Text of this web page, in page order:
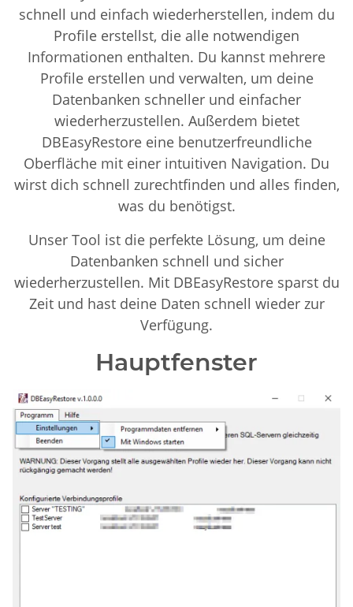
schnell und einfach wiederherstellen, indem du
Profile erstellst, die alle notwendigen
Informationen enthalten. Du kannst mehrere
Profile erstellen und verwalten, um deine
Datenbanken schneller und einfacher
wiederherzustellen. Außerdem bietet
DBEasyRestore eine benutzerfreundliche
Oberfläche mit einer intuitiven Navigation. Du
wirst dich schnell zurechtfinden und alles finden,
was du benötigst.
Unser Tool ist die perfekte Lösung, um deine
Datenbanken schnell und sicher
wiederherzustellen. Mit DBEasyRestore sparst du
Zeit und hast deine Daten schnell wieder zur
Verfügung.
Hauptfenster